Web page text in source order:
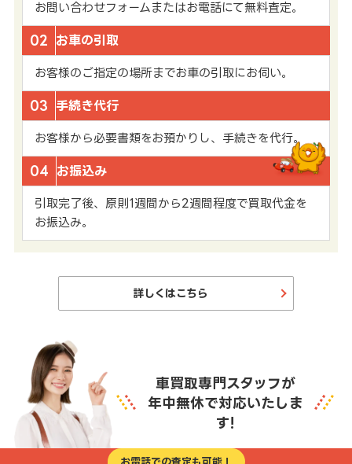
お問い合わせフォームまたはお電話にて無料査定。
02 お車の引取
お客様のご指定の場所までお車の引取にお伺い。
03 手続き代行
お客様から必要書類をお預かりし、手続きを代行。
04 お振込み
引取完了後、原則1週間から2週間程度で買取代金を
お振込み。
詳しくはこちら
車買取専門スタッフが
年中無休で対応いたしま
す!
お電話での査定も可能！